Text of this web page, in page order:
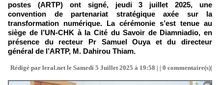
postes (ARTP) ont signé, jeudi 3 juillet 2025, une
convention de partenariat stratégique axée sur la
transformation numérique. La cérémonie s’est tenue au
siège de l’UN-CHK à la Cité du Savoir de Diamniadio, en
présence du recteur Pr Samuel Ouya et du directeur
général de l’ARTP, M. Dahirou Thiam.
Rédigé par leral.net le Samedi 5 Juillet 2025 à 19:58 | | 0 commentaire(s)|